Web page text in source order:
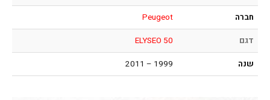
חברה
Peugeot
דגם
ELYSEO 50
שנה
1999 – 2011